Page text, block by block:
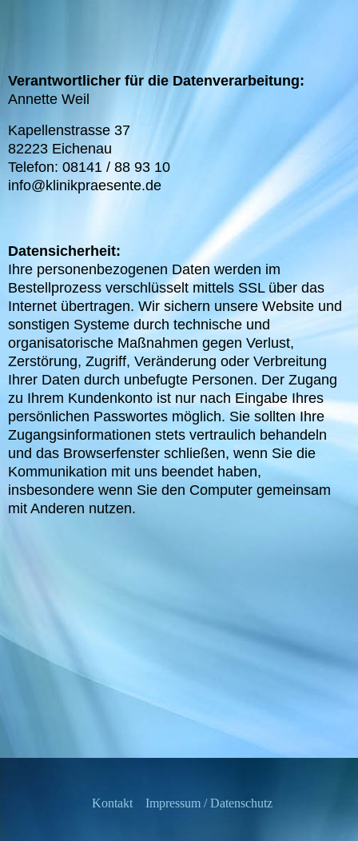
Verantwortlicher für die Datenverarbeitung:
Annette Weil
Kapellenstrasse 37
82223 Eichenau
Telefon: 08141 / 88 93 10
info@klinikpraesente.de
Datensicherheit:
Ihre personenbezogenen Daten werden im
Bestellprozess verschlüsselt mittels SSL über das
Internet übertragen. Wir sichern unsere Website und
sonstigen Systeme durch technische und
organisatorische Maßnahmen gegen Verlust,
Zerstörung, Zugriff, Veränderung oder Verbreitung
Ihrer Daten durch unbefugte Personen. Der Zugang
zu Ihrem Kundenkonto ist nur nach Eingabe Ihres
persönlichen Passwortes möglich. Sie sollten Ihre
Zugangsinformationen stets vertraulich behandeln
und das Browserfenster schließen, wenn Sie die
Kommunikation mit uns beendet haben,
insbesondere wenn Sie den Computer gemeinsam
mit Anderen nutzen.
Kontakt Impressum / Datenschutz